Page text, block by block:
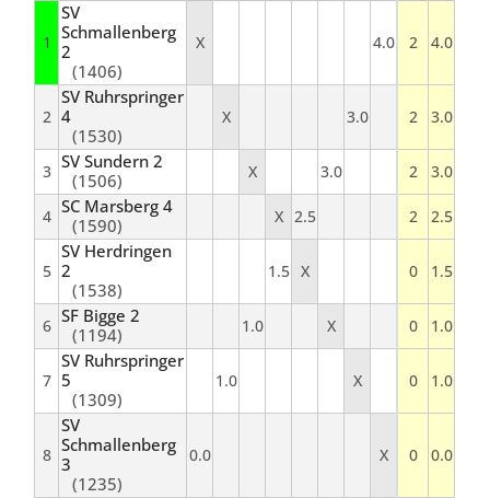
1
SV
Schmallenberg
2
(1406)
X 4.0 2 4.0
2
SV Ruhrspringer
4
(1530)
X 3.0 2 3.0
3 SV Sundern 2
(1506)
X 3.0 2 3.0
4 SC Marsberg 4
(1590)
X 2.5 2 2.5
5
SV Herdringen
2
(1538)
1.5 X 0 1.5
6 SF Bigge 2
(1194)
1.0 X 0 1.0
7
SV Ruhrspringer
5
(1309)
1.0 X 0 1.0
8
SV
Schmallenberg
3
(1235)
0.0 X 0 0.0